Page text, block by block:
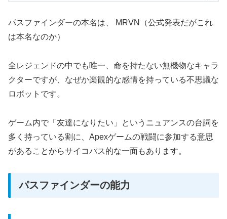
パスファインダーの本名は、 MRVN（公式発表だがこれ
は本名なのか）
全レジェンドの中でも唯一、命を持たない無機物なキャラ
クターですが、なぜか楽観的な感情を持っている不思議な
ロボットです。
ゲーム内で「友達になりたい」というニュアンスの台詞を
多く持っている割に、Apexゲームの戦闘に参加する意思
があることからサイコパス的な一面もあります。
パスファインダーの能力